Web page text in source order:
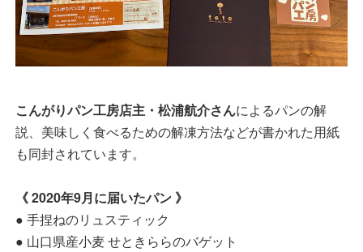
こんがりパン工房店主・松浦航介さんによるパンの解
説、美味しく食べるための解凍方法などが書かれた用紙
も同封されています。
《 2020年9月に届いたパン 》
● 手捏ねのリュスティック
● 山口県産小麦 せときららのバゲット